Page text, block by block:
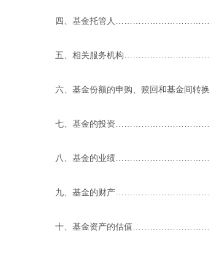
四、基金托管人
五、相关服务机构
六、基金份额的申购、赎回和基
七、基金的投资
八、基金的业绩
九、基金的财产
十、基金资产的估值